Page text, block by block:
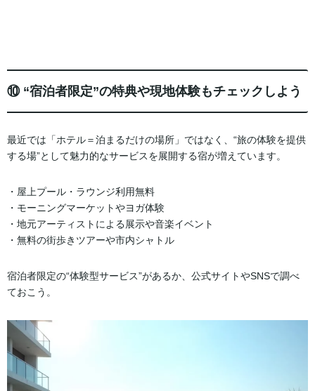
⑩ “宿泊者限定”の特典や現地体験もチェックしよう
最近では「ホテル＝泊まるだけの場所」ではなく、“旅の体験を提供
する場”として魅力的なサービスを展開する宿が増えています。
・屋上プール・ラウンジ利用無料
・モーニングマーケットやヨガ体験
・地元アーティストによる展示や音楽イベント
・無料の街歩きツアーや市内シャトル
宿泊者限定の“体験型サービス”があるか、公式サイトやSNSで調べ
ておこう。